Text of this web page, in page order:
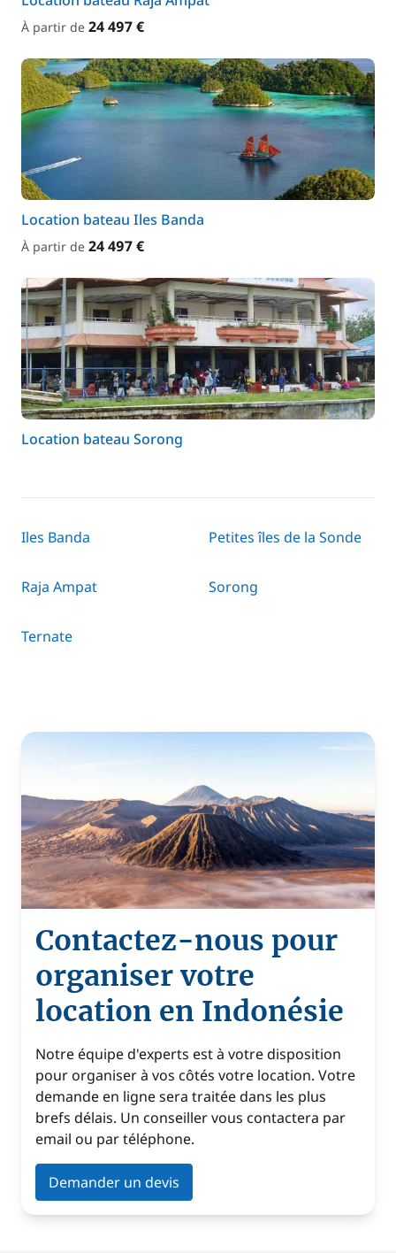
À partir de 24 497 €
Location bateau Iles Banda
À partir de 24 497 €
Location bateau Sorong
Iles Banda Petites îles de la Sonde
Raja Ampat Sorong
Ternate
Contactez-nous pour
organiser votre
location en Indonésie
Notre équipe d'experts est à votre disposition
pour organiser à vos côtés votre location. Votre
demande en ligne sera traitée dans les plus
brefs délais. Un conseiller vous contactera par
email ou par téléphone.
Demander un devis